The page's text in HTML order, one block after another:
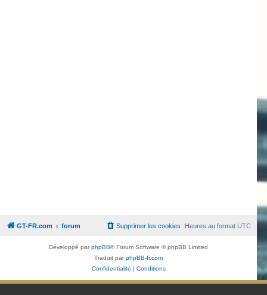
GT-FR.com forum Heures au formatUTC
Supprimer les cookies
Développé parphpBB® Forum Software © phpBB Limited
Traduit parphpBB-fr.com
Confidentialité | Conditions